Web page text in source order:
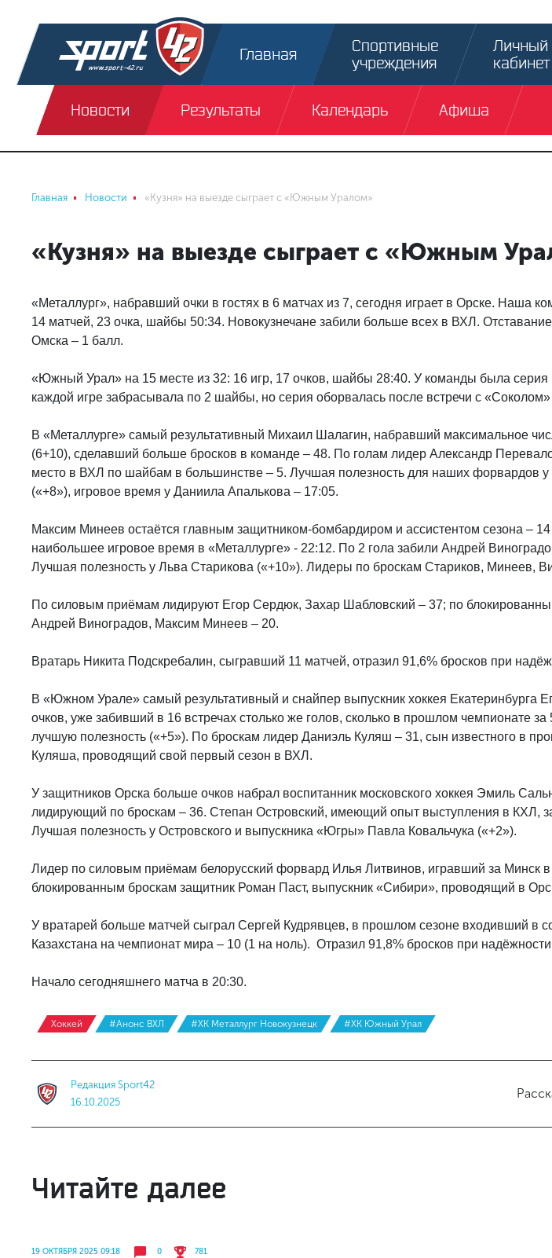
Главная
Спортивные
учреждения
Личный
кабинет
Новости Результаты Календарь Афиша
Главная Новости «Кузня» на выезде сыграет с «Южным Уралом»
«Кузня» на выезде сыграет с «Южным
«Металлург», набравший очки в гостях в 6 матчах из 7, сегодня играет в Орске. Наша
14 матчей, 23 очка, шайбы 50:34. Новокузнечане забили больше всех в ВХЛ.
Омска – 1 балл.
«Южный Урал» на 15 месте из 32: 16 игр, 17 очков, шайбы 28:40. У команды была серия
каждой игре забрасывала по 2 шайбы, но серия оборвалась после встречи с «Соколом»
В «Металлурге» самый результативный Михаил Шалагин, набравший максимальное
(6+10), сделавший больше бросков в команде – 48. По голам лидер Александр
место в ВХЛ по шайбам в большинстве – 5. Лучшая полезность для наших форвардов
(«+8»), игровое время у Даниила Апалькова – 17:05.
Максим Минеев остаётся главным защитником-бомбардиром и ассистентом сезона –
наибольшее игровое время в «Металлурге» - 22:12. По 2 гола забили Андрей
Лучшая полезность у Льва Старикова («+10»). Лидеры по броскам Стариков, Минеев,
По силовым приёмам лидируют Егор Сердюк, Захар Шабловский – 37; по
Андрей Виноградов, Максим Минеев – 20.
Вратарь Никита Подскребалин, сыгравший 11 матчей, отразил 91,6% бросков при
В «Южном Урале» самый результативный и снайпер выпускник хоккея Екатеринбурга
очков, уже забивший в 16 встречах столько же голов, сколько в прошлом чемпионате
лучшую полезность («+5»). По броскам лидер Даниэль Куляш – 31, сын известного в
Куляша, проводящий свой первый сезон в ВХЛ.
У защитников Орска больше очков набрал воспитанник московского хоккея Эмиль
лидирующий по броскам – 36. Степан Островский, имеющий опыт выступления в КХЛ,
Лучшая полезность у Островского и выпускника «Югры» Павла Ковальчука («+2»).
Лидер по силовым приёмам белорусский форвард Илья Литвинов, игравший за Минск
блокированным броскам защитник Роман Паст, выпускник «Сибири», проводящий в
У вратарей больше матчей сыграл Сергей Кудрявцев, в прошлом сезоне входивший в
Казахстана на чемпионат мира – 10 (1 на ноль). Отразил 91,8% бросков при
Начало сегодняшнего матча в 20:30.
Хоккей #Анонс ВХЛ #ХК Металлург Новокузнецк #ХК Южный Урал
Редакция Sport42
16.10.2025
Читайте далее
19 ОКТЯБРЯ 2025 09:18 0 781